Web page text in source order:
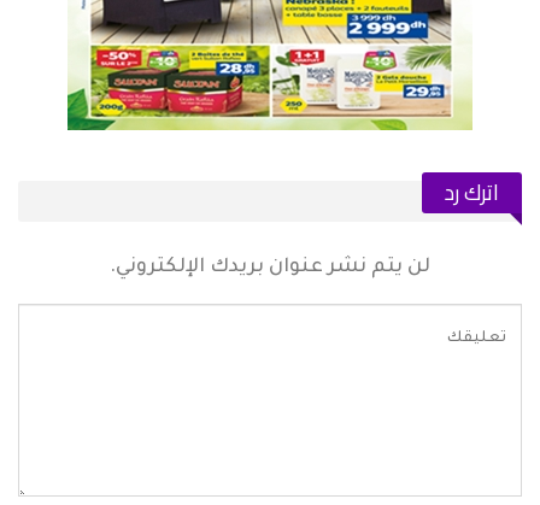
اترك رد
لن يتم نشر عنوان بريدك الإلكتروني.